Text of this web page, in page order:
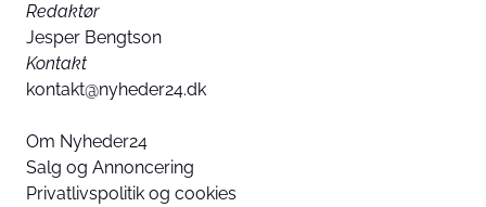
Redaktør
Jesper Bengtson
Kontakt
kontakt@nyheder24.dk
Om Nyheder24
Salg og Annoncering
Privatlivspolitik og cookies